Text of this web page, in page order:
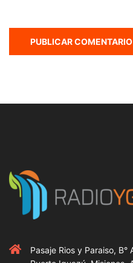
Pasaje Rios y Paraiso, B°